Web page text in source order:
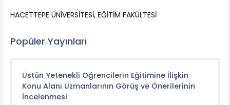
HACETTEPE ÜNİVERSİTESİ, EĞİTİM FAKÜLTESİ
Popüler Yayınları
Üstün Yetenekli Öğrencilerin Eğitimine İlişkin
Konu Alanı Uzmanlarının Görüş ve Önerilerinin
İncelenmesi